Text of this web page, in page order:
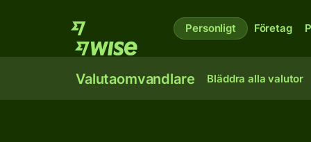
Personligt Företag
Valutaomvandlare Bläddra alla valutor